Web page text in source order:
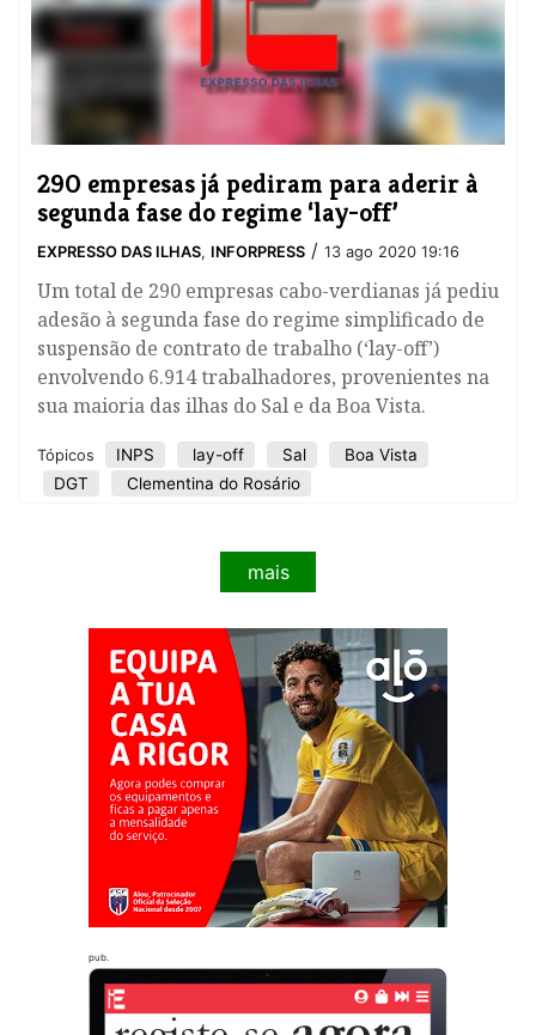
290 empresas já pediram para aderir à
segunda fase do regime ‘lay-off’
EXPRESSO DAS ILHAS, INFORPRESS / 13 ago 2020 19:16
Um total de 290 empresas cabo-verdianas já pediu
adesão à segunda fase do regime simplificado de
suspensão de contrato de trabalho (‘lay-off’)
envolvendo 6.914 trabalhadores, provenientes na
sua maioria das ilhas do Sal e da Boa Vista.
Tópicos INPS lay-off Sal
Boa Vista
DGT
Clementina do Rosário
mais
pub.